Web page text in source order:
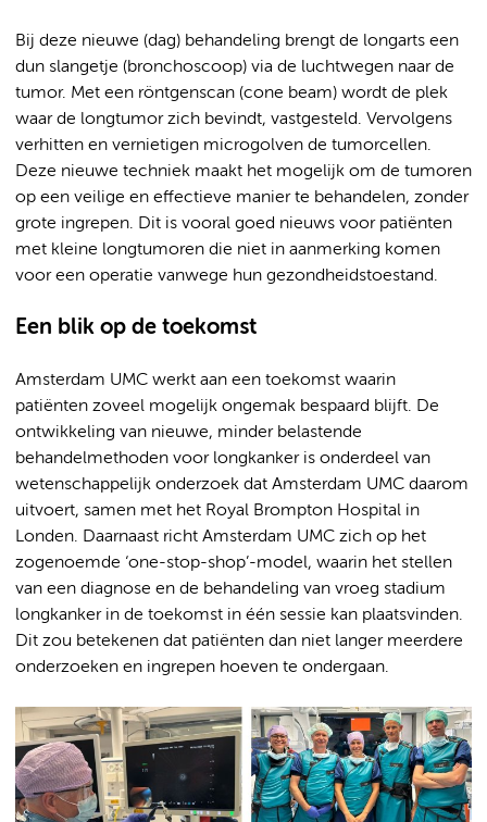
Bij deze nieuwe (dag) behandeling brengt de longarts een
dun slangetje (bronchoscoop) via de luchtwegen naar de
tumor. Met een röntgenscan (cone beam) wordt de plek
waar de longtumor zich bevindt, vastgesteld. Vervolgens
verhitten en vernietigen microgolven de tumorcellen.
Deze nieuwe techniek maakt het mogelijk om de tumoren
op een veilige en effectieve manier te behandelen, zonder
grote ingrepen. Dit is vooral goed nieuws voor patiënten
met kleine longtumoren die niet in aanmerking komen
voor een operatie vanwege hun gezondheidstoestand.
Een blik op de toekomst
Amsterdam UMC werkt aan een toekomst waarin
patiënten zoveel mogelijk ongemak bespaard blijft. De
ontwikkeling van nieuwe, minder belastende
behandelmethoden voor longkanker is onderdeel van
wetenschappelijk onderzoek dat Amsterdam UMC daarom
uitvoert, samen met het Royal Brompton Hospital in
Londen. Daarnaast richt Amsterdam UMC zich op het
zogenoemde ‘one-stop-shop’-model, waarin het stellen
van een diagnose en de behandeling van vroeg stadium
longkanker in de toekomst in één sessie kan plaatsvinden.
Dit zou betekenen dat patiënten dan niet langer meerdere
onderzoeken en ingrepen hoeven te ondergaan.